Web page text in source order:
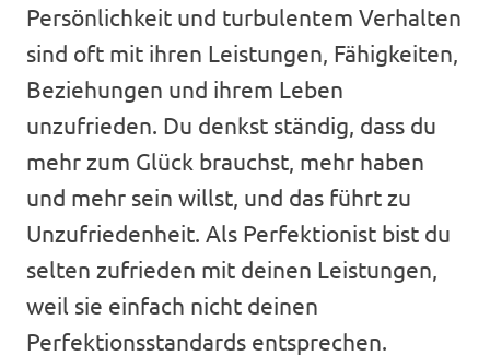
Persönlichkeit und turbulentem Verhalten
sind oft mit ihren Leistungen, Fähigkeiten,
Beziehungen und ihrem Leben
unzufrieden. Du denkst ständig, dass du
mehr zum Glück brauchst, mehr haben
und mehr sein willst, und das führt zu
Unzufriedenheit. Als Perfektionist bist du
selten zufrieden mit deinen Leistungen,
weil sie einfach nicht deinen
Perfektionsstandards entsprechen.